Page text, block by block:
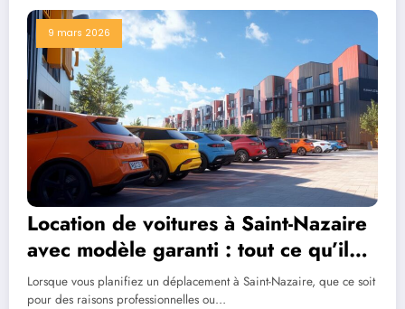
9 mars 2026
Location de voitures à Saint-Nazaire
avec modèle garanti : tout ce qu’il
faut savoir
Lorsque vous planifiez un déplacement à Saint-Nazaire, que ce soit
pour des raisons professionnelles ou…